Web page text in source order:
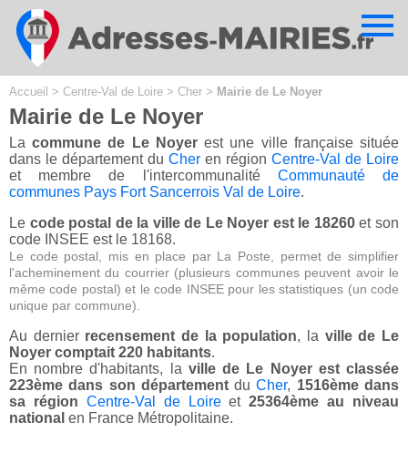
Accueil > Centre-Val de Loire > Cher > Mairie de Le Noyer
Mairie de Le Noyer
Lacommune de Le Noyerest une ville française située
dans le département du Cher en région Centre-Val de Loire
et membre de l'intercommunalité Communauté de
communes Pays Fort Sancerrois Val de Loire.
Le code postal de la ville de Le Noyer est le 18260et son
code INSEE est le 18168.
Le code postal, mis en place par La Poste, permet de simplifier
l'acheminement du courrier (plusieurs communes peuvent avoir le
même code postal) et le code INSEE pour les statistiques (un code
unique par commune).
Au dernier recensement de la population, la ville de Le
Noyer comptait 220 habitants.
En nombre d'habitants, la ville de Le Noyer est classée
223ème dans son départementduCher, 1516ème dans
sa région Centre-Val de Loireet25364ème au niveau
national en France Métropolitaine.
Cookies management panel